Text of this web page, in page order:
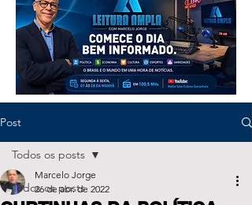
Post
Todos os posts
Todos os posts
Marcelo Jorge
26 de abr. de 2022